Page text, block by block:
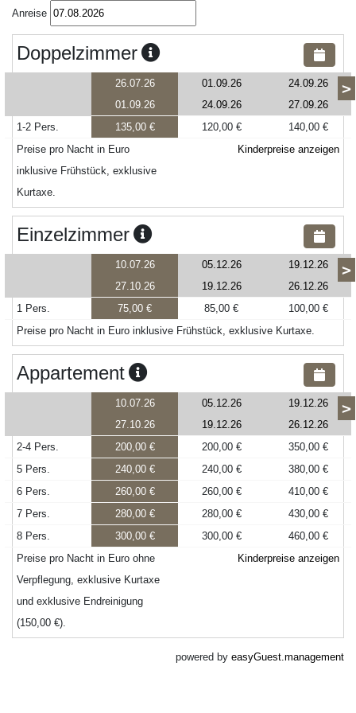
Anreise
Doppelzimmer
>
26.07.26
01.09.26
01.09.26
24.09.26
24.09.26
27.09.26
1-2 Pers.
135,00 € 120,00 €
140,00 €
Preise pro Nacht in Euro
inklusive Frühstück, exklusive
Kurtaxe.
Kinderpreise anzeigen
Einzelzimmer
>
10.07.26
27.10.26
05.12.26
19.12.26
19.12.26
26.12.26
1 Pers.
75,00 € 85,00 €
100,00 €
Preise pro Nacht in Euro inklusive Frühstück, exklusive Kurtaxe.
Appartement
>
10.07.26
27.10.26
05.12.26
19.12.26
19.12.26
26.12.26
2-4 Pers.
200,00 € 200,00 €
350,00 €
5 Pers.
240,00 € 240,00 €
380,00 €
6 Pers.
260,00 € 260,00 €
410,00 €
7 Pers.
280,00 € 280,00 €
430,00 €
8 Pers.
300,00 € 300,00 €
460,00 €
Preise pro Nacht in Euro ohne
Verpflegung, exklusive Kurtaxe
und exklusive Endreinigung
(150,00 €).
Kinderpreise anzeigen
powered by easyGuest.management